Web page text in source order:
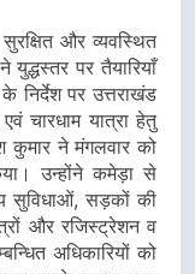
और व्यवस्थित
पर तैयारियाँ
निर्देश पर उत्तराखंड
चारधाम यात्रा हेतु
कुमार ने मंगलवार को
उन्होंने कमेड़ा से
सुविधाओं, सड़कों की
और रजिस्ट्रेशन व
अधिकारियों को